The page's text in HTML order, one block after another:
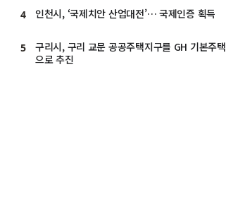
4 인천시, ‘국제치안 산업대전’… 국제인증 획득
5
구리시, 구리 교문 공공주택지구를 GH 기본주택
으로 추진